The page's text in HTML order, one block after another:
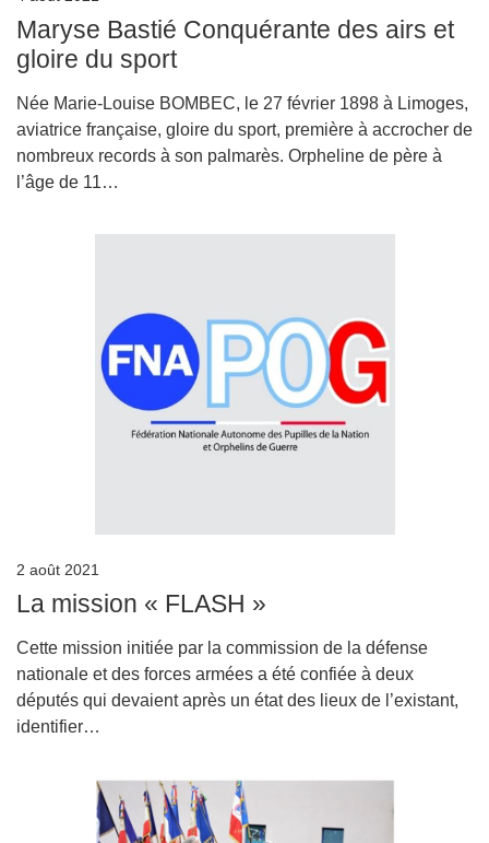
Maryse Bastié Conquérante des airs et
gloire du sport
Née Marie-Louise BOMBEC, le 27 février 1898 à Limoges,
aviatrice française, gloire du sport, première à accrocher de
nombreux records à son palmarès. Orpheline de père à
l’âge de 11…
2 août 2021
La mission « FLASH »
Cette mission initiée par la commission de la défense
nationale et des forces armées a été confiée à deux
députés qui devaient après un état des lieux de l’existant,
identifier…